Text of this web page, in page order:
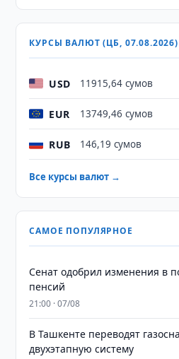
КУРСЫ ВАЛЮТ (ЦБ, 07.08.2026)
USD 11915,64 сумов
EUR 13749,46 сумов
RUB 146,19 сумов
Все курсы валют →
САМОЕ ПОПУЛЯРНОЕ
Сенат одобрил изменения в
пенсий
21:00 · 07/08
В Ташкенте переводят
двухэтапную систему